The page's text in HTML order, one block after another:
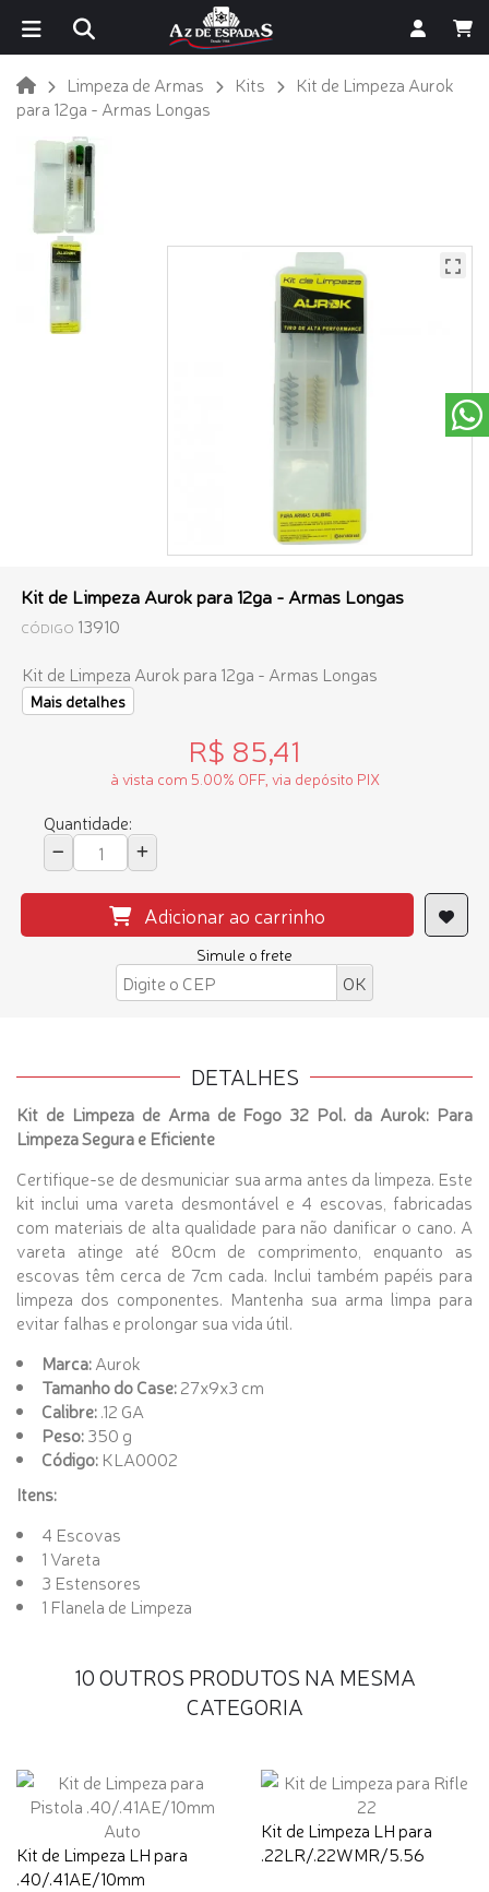
Limpeza de Armas Kits
Kit de Limpeza Aurok
para 12ga - Armas Longas
Kit de Limpeza Aurok para 12ga - Armas Longas
CÓDIGO 13910
Kit de Limpeza Aurok para 12ga - Armas Longas
Mais detalhes
R$ 85,41
à vista com 5.00% OFF, via depósito PIX
Quantidade:
Adicionar ao carrinho
Simule o frete
DETALHES
Kit de Limpeza de Arma de Fogo 32 Pol. da Aurok: Para
Limpeza Segura e Eficiente
Certifique-se de desmuniciar sua arma antes da limpeza. Este
kit inclui uma vareta desmontável e 4 escovas, fabricadas
com materiais de alta qualidade para não danificar o cano. A
vareta atinge até 80cm de comprimento, enquanto as
escovas têm cerca de 7cm cada. Inclui também papéis para
limpeza dos componentes. Mantenha sua arma limpa para
evitar falhas e prolongar sua vida útil.
Marca:Aurok
Tamanho do Case:27x9x3 cm
Calibre:.12 GA
Peso:350 g
Código: KLA0002
Itens:
4 Escovas
1 Vareta
3 Estensores
1 Flanela de Limpeza
10 OUTROS PRODUTOS NA MESMA
CATEGORIA
Kit de Limpeza LH para
.40/.41AE/10mm
Kit de Limpeza LH para
.22LR/.22WMR/5.56